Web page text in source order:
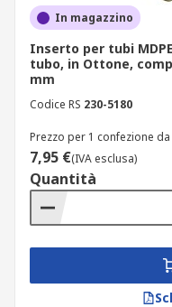
In magazzino
Inserto per tubi
tubo, in Ottone,
mm
Codice RS 230-5180
Prezzo per 1 confezione da
7,95 €(IVA esclusa)
Quantità